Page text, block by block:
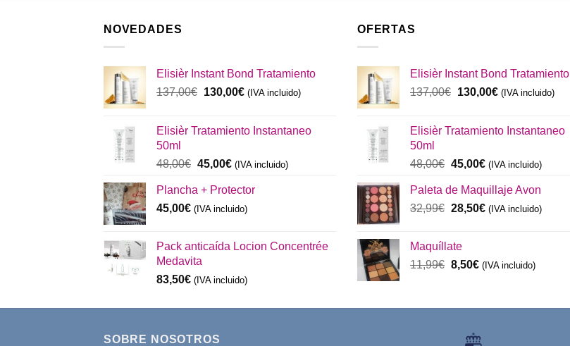
NOVEDADES
Elisièr Instant Bond Tratamiento
137,00€ El
era:
130,00€El
es:
(IVA incluido)
Elisièr Tratamiento Instantaneo
50ml
48,00€ El
original
era:
45,00€El
actual
es:
(IVA incluido)
Plancha + Protector
45,00€ (IVA incluido)
Pack anticaída Locion Concentrée
Medavita
83,50€ (IVA incluido)
OFERTAS
Elisièr Instant Bond Tratamiento
137,00€ El
era:
130,00€El
es:
(IVA incluido)
Elisièr Tratamiento Instantaneo
50ml
48,00€ El
original
era:
45,00€El
actual
es:
(IVA incluido)
Paleta de Maquillaje Avon
32,99€ El
era:
32,99€.
28,50€El
28,50€.
(IVA incluido)
Maquíllate
11,99€ El
era:
8,50€El
es:
(IVA incluido)
SOBRE NOSOTROS